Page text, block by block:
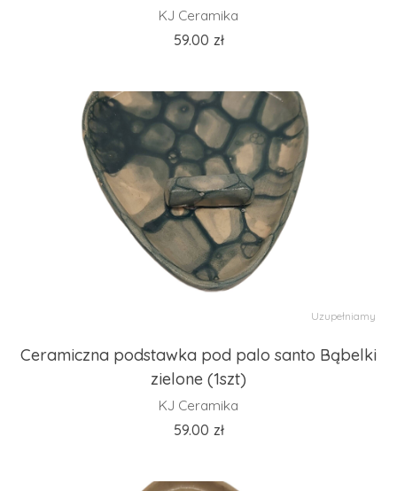
KJ Ceramika
59.00 zł
Uzupełniamy
Ceramiczna podstawka pod palo santo Bąbelki
zielone (1szt)
KJ Ceramika
59.00 zł